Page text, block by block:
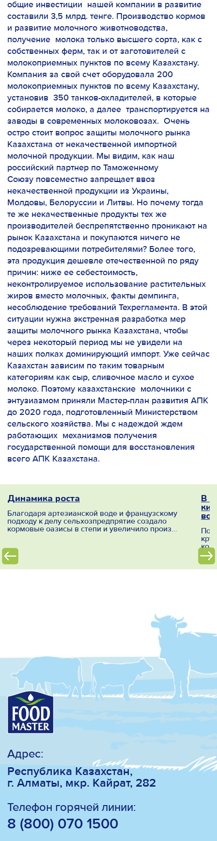
общие инвестиции нашей компании в развитие
составили 3,5 млрд. тенге. Производство кормов
и развитие молочного животноводства,
получение молока только высшего сорта, как с
собственных ферм, так и от заготовителей с
молокоприемных пунктов по всему Казахстану.
Компания за свой счет оборудовала 200
молокоприемных пунктов по всему Казахстану,
установив 350 танков-охладителей, в которые
собирается молоко, а далее транспортируется на
заводы в современных молоковозах. Очень
остро стоит вопрос защиты молочного рынка
Казахстана от некачественной импортной
молочной продукции. Мы видим, как наш
российский партнер по Таможенному
Союзу повсеместно запрещает ввоз
некачественной продукции из Украины,
Молдовы, Белоруссии и Литвы. Но почему тогда
те же некачественные продукты тех же
производителей беспрепятственно проникают на
рынок Казахстана и покупаются ничего не
подозревающими потребителями? Более того,
эта продукция дешевле отечественной по ряду
причин: ниже ее себестоимость,
неконтролируемое использование растительных
жиров вместо молочных, факты демпинга,
несоблюдение требований Техрегламента. В этой
ситуации нужна экстренная разработка мер
защиты молочного рынка Казахстана, чтобы
через некоторый период мы не увидели на
наших полках доминирующий импорт. Уже сейчас
Казахстан зависим по таким товарным
категориям как сыр, сливочное масло и сухое
молоко. Поэтому казахстанские молочники с
энтузиазмом приняли Мастер-план развития АПК
до 2020 года, подготовленный Министерством
сельского хозяйства. Мы с надеждой ждем
работающих механизмов получения
государственной помощи для восстановления
всего АПК Казахстана.
Динамика роста
Благодаря артезианской воде и французскому
подходу к делу сельхозпредпрятие создало
кормовые оазисы в степи и увеличило произ...
В
Адрес:
Республика Казахстан,
г. Алматы, мкр. Кайрат, 282
Телефон горячей линии:
8 (800) 070 1500